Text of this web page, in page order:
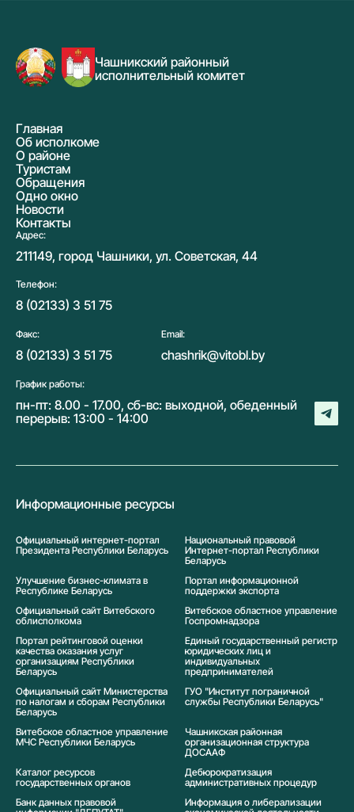
Чашникский районный
исполнительный комитет
Главная
Об исполкоме
О районе
Туристам
Обращения
Одно окно
Новости
Контакты
Адрес:
211149, город Чашники, ул. Советская, 44
Телефон:
8 (02133) 3 51 75
Факс:
8 (02133) 3 51 75
Email:
chashrik@vitobl.by
График работы:
пн-пт: 8.00 - 17.00, сб-вс: выходной, обеденный
перерыв: 13:00 - 14:00
Информационные ресурсы
Официальный интернет-портал
Президента Республики Беларусь
Национальный правовой
Интернет-портал Республики
Беларусь
Улучшение бизнес-климата в
Республике Беларусь
Портал информационной
поддержки экспорта
Официальный сайт Витебского
облисполкома
Витебское областное управление
Госпромнадзора
Портал рейтинговой оценки
качества оказания услуг
организациям Республики
Беларусь
Единый государственный регистр
юридических лиц и
индивидуальных
предпринимателей
Официальный сайт Министерства
по налогам и сборам Республики
Беларусь
ГУО "Институт пограничной
службы Республики Беларусь"
Витебское областное управление
МЧС Республики Беларусь
Чашникская районная
организационная структура
ДОСААФ
Каталог ресурсов
государственных органов
Дебюрократизация
административных процедур
Банк данных правовой
Информация о либерализации